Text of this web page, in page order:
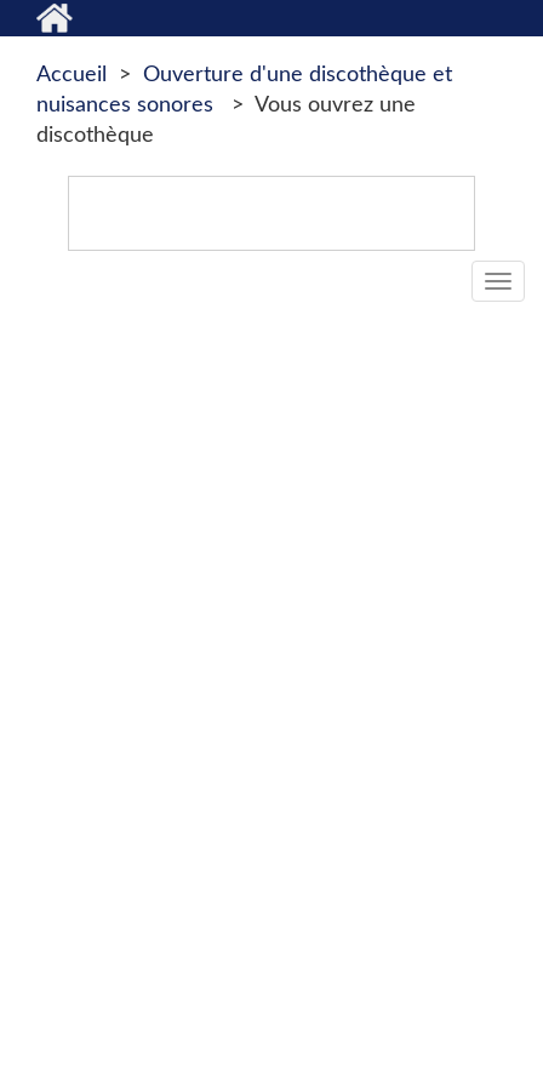
Accueil > Ouverture d'une discothèque et
nuisances sonores
> Vous ouvrez une
discothèque